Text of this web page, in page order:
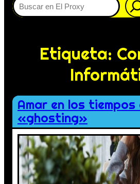
Etiqueta:
Amar en los tiempos
«ghosting»